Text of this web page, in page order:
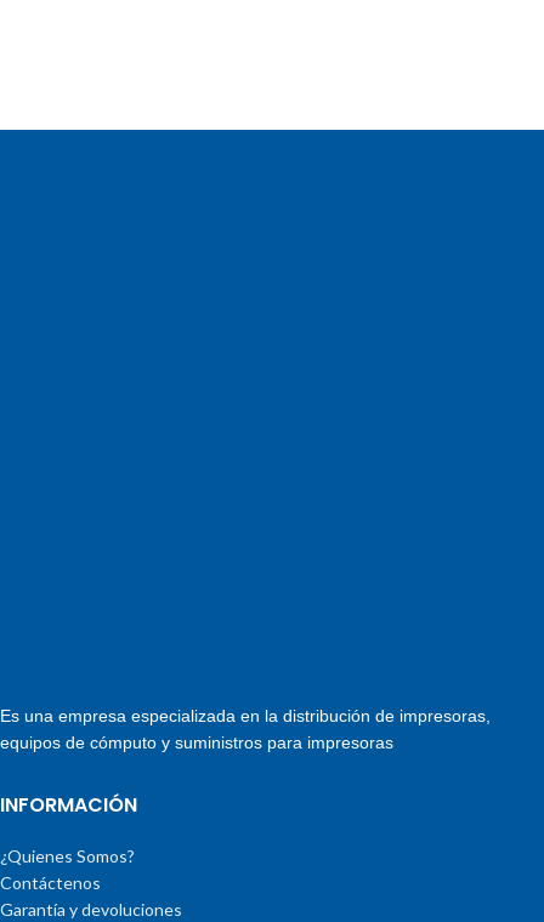
Es una empresa especializada en la distribución de impresoras,
equipos de cómputo y suministros para impresoras
INFORMACIÓN
¿Quienes Somos?
Contáctenos
Garantía y devoluciones